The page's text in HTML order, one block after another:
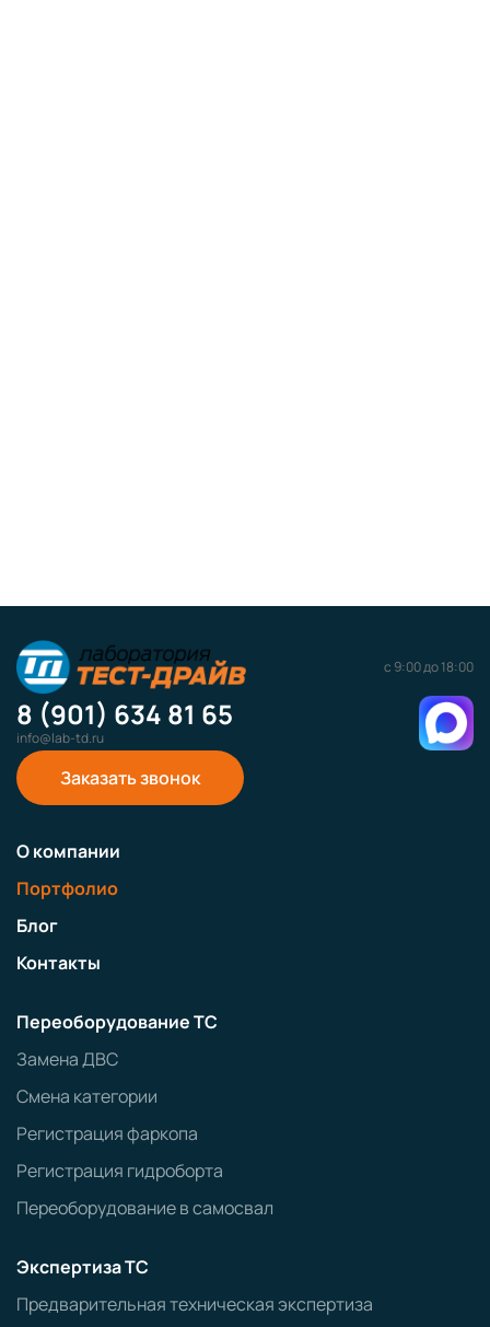
с 9:00 до 18:00
8 (901) 634 81 65
info@lab-td.ru
Заказать звонок
О компании
Портфолио
Блог
Контакты
Переоборудование ТС
Замена ДВС
Смена категории
Регистрация фаркопа
Регистрация гидроборта
Переоборудование в самосвал
Экспертиза ТС
Предварительная техническая экспертиза